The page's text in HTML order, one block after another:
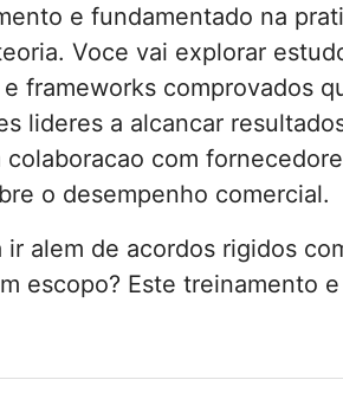
e fundamentado na
Voce vai explorar
frameworks comprovados
lideres a alcancar
com
o desempenho comercial.
ir alem de acordos rigidos
escopo? Este treinamento